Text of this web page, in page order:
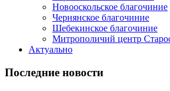
Новооскольское благочиние
Чернянское благочиние
Шебекинское благочиние
Митрополичий центр
Актуально
Последние новости